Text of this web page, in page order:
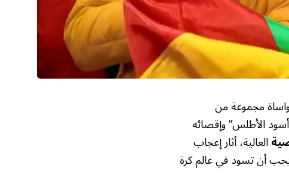
مجموعة من
الأطلس” وإقصائه
العالية، أثار إعجاب
أن تسود في عالم كرة